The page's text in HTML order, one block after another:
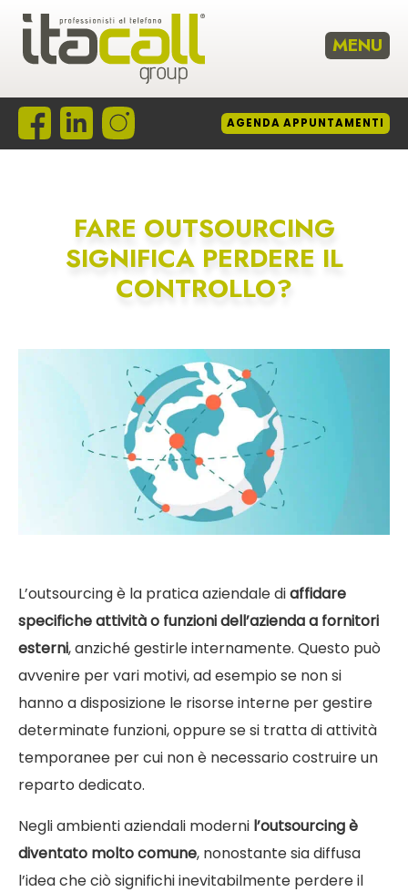
MENU
HOME
CHI SIAMO
REFERENZE
CONTATTI
LAVORA CON NOI
AGENDA APPUNTAMENTI
FARE OUTSOURCING
SIGNIFICA PERDERE IL
CONTROLLO?
L’outsourcing è la pratica aziendale diaffidare
specifiche attività o funzioni dell’azienda a fornitori
esterni, anziché gestirle internamente. Questo può
avvenire per vari motivi, ad esempio se non si
hanno a disposizione le risorse interne per gestire
determinate funzioni, oppure se si tratta di attività
temporanee per cui non è necessario costruire un
reparto dedicato.
Negli ambienti aziendali moderni l’outsourcing è
diventato molto comune, nonostante sia diffusa
l’idea che ciò significhi inevitabilmente perdere il